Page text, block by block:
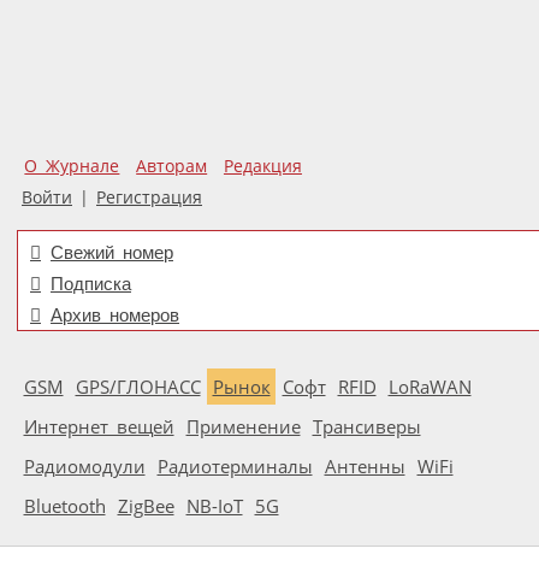
О Журнале Авторам
Редакция
Войти | Регистрация
Свежий номер
Подписка
Архив номеров
GSM GPS/ГЛОНАСС Рынок Софт RFID LoRaWAN
Интернет вещей Применение Трансиверы
Радиомодули Радиотерминалы Антенны WiFi
Bluetooth ZigBee NB-IoT 5G